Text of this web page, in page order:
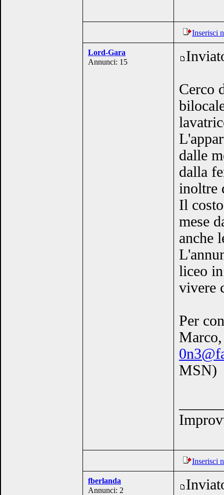
Inserisci
Lord-Gara
Annunci: 15
Cerco
dalle
dalla
inoltre
Il
mese
anche
liceo
vivere
Per
MSN)
Inserisci
fberlanda
Annunci: 2